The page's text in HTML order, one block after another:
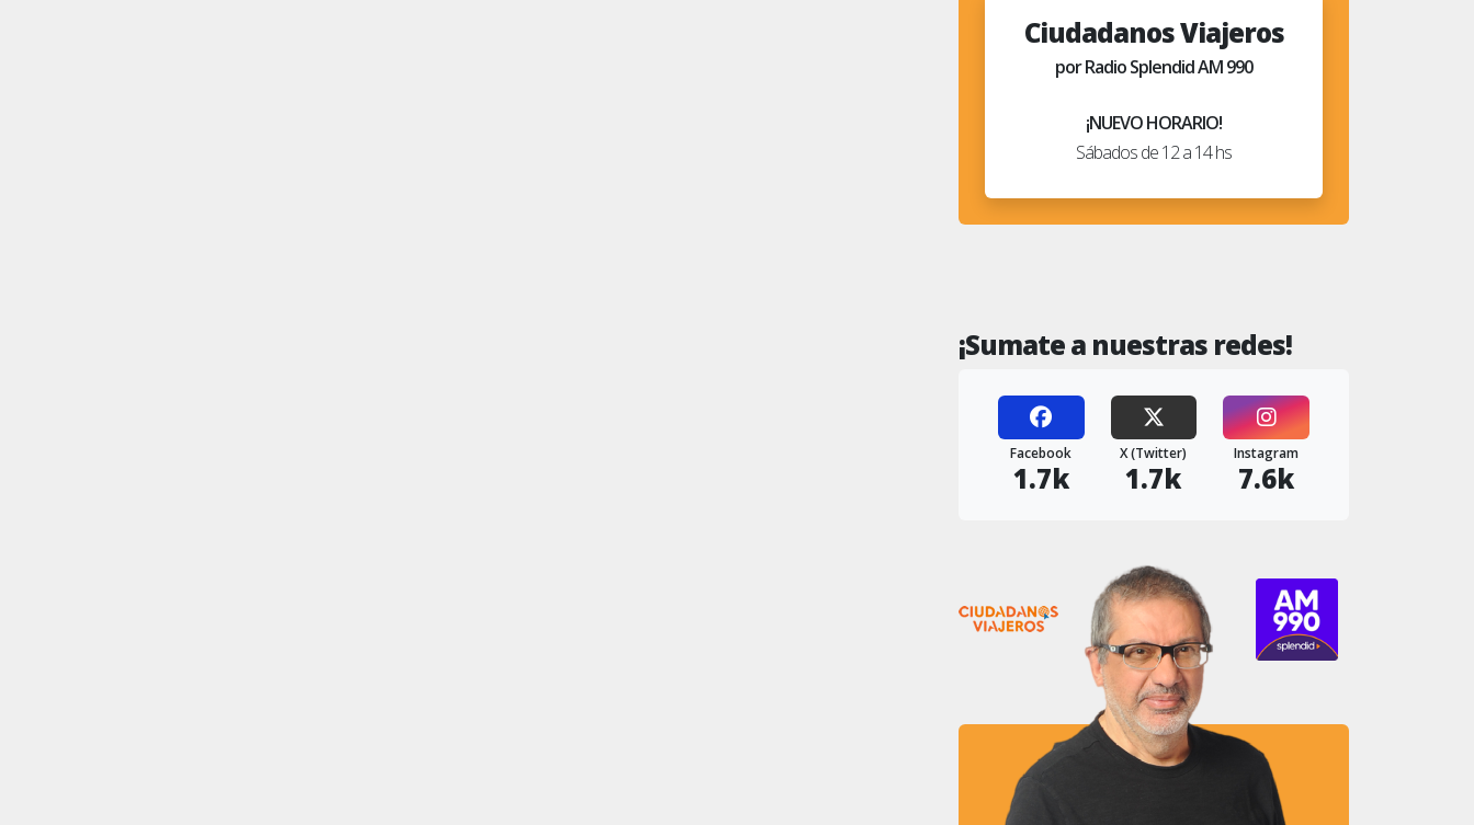
Ciudadanos Viajeros
por Radio Splendid AM 990
¡NUEVO HORARIO!
Sábados de 12 a 14 hs